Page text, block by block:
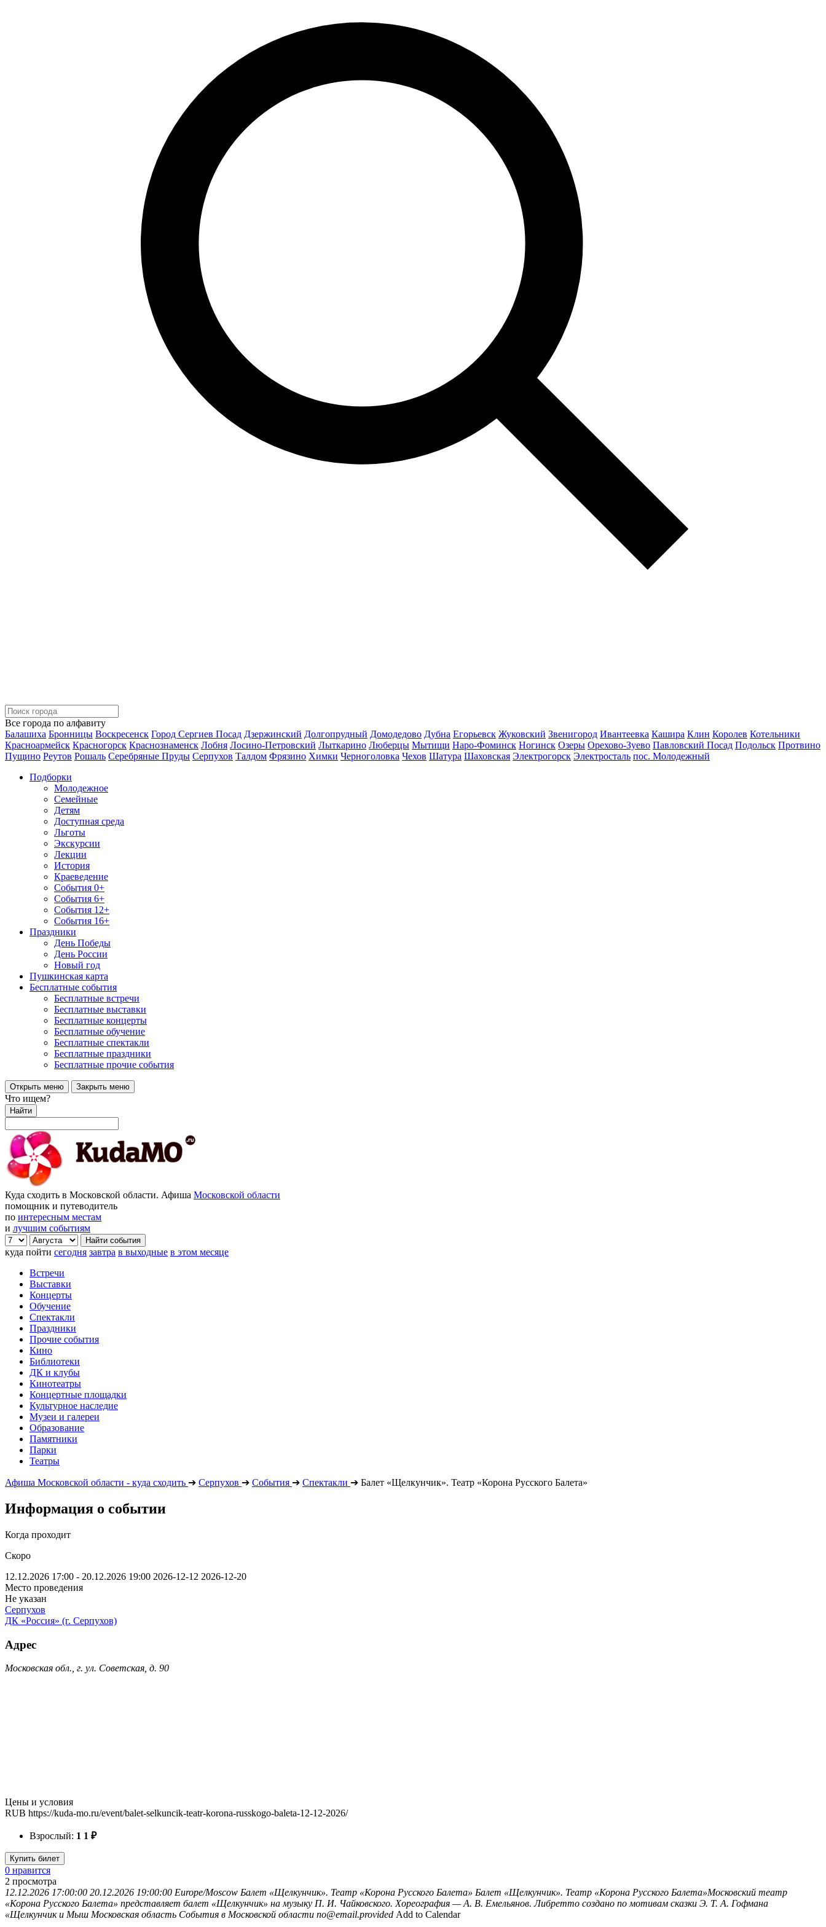
Все города по алфавиту
Балашиха Бронницы Воскресенск Город Сергиев Посад Дзержинский Долгопрудный Домодедово Дубна Егорьевск Жуковский Звенигород Ивантеевка Кашира Клин Королев Котельники
Красноармейск Красногорск Краснознаменск Лобня Лосино-Петровский Лыткарино Люберцы Мытищи Наро-Фоминск Ногинск Озеры Орехово-Зуево Павловский Посад Подольск Протвино
Пущино Реутов Рошаль Серебряные Пруды Серпухов Талдом Фрязино Химки Черноголовка Чехов Шатура Шаховская Электрогорск Электросталь пос. Молодежный
Подборки
Молодежное
Семейные
Детям
Доступная среда
Льготы
Экскурсии
Лекции
История
Краеведение
События 0+
События 6+
События 12+
События 16+
Праздники
День Победы
День России
Новый год
Пушкинская карта
Бесплатные события
Бесплатные встречи
Бесплатные выставки
Бесплатные концерты
Бесплатные обучение
Бесплатные спектакли
Бесплатные праздники
Бесплатные прочие события
Открыть меню Закрыть меню
Что ищем?
Найти
Куда сходить в Московской области. Афиша Московской области
помощник и путеводитель
по интересным местам
и лучшим событиям
куда пойти сегодня завтра в выходные в этом месяце
Встречи
Выставки
Концерты
Обучение
Спектакли
Праздники
Прочие события
Кино
Библиотеки
ДК и клубы
Кинотеатры
Концертные площадки
Культурное наследие
Музеи и галереи
Образование
Памятники
Парки
Театры
Афиша Московской области - куда сходить ➔ Серпухов ➔ События ➔ Спектакли ➔ Балет «Щелкунчик». Театр «Корона Русского Балета»
Информация о событии
Когда проходит
Скоро
12.12.2026 17:00 - 20.12.2026 19:00 2026-12-12 2026-12-20
Место проведения
Не указан
Серпухов
ДК «Россия» (г. Серпухов)
Адрес
Московская обл., г. ул. Советская, д. 90
Цены и условия
RUB https://kuda-mo.ru/event/balet-selkuncik-teatr-korona-russkogo-baleta-12-12-2026/
Взрослый: 1 1 ₽
Купить билет
0 нравится
2 просмотра
12.12.2026 17:00:00 20.12.2026 19:00:00 Europe/Moscow Балет «Щелкунчик». Театр «Корона Русского Балета» Балет «Щелкунчик». Театр «Корона Русского Балета»Московский театр
«Корона Русского Балета» представляет балет «Щелкунчик» на музыку П. И. Чайковского. Хореография — А. В. Емельянов. Либретто создано по мотивам сказки Э. Т. А. Гофмана
«Щелкунчик и Мыш Московская область События в Московской области no@email.provided Add to Calendar